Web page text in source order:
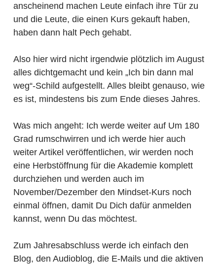
anscheinend machen Leute einfach ihre Tür zu
und die Leute, die einen Kurs gekauft haben,
haben dann halt Pech gehabt.
Also hier wird nicht irgendwie plötzlich im August
alles dichtgemacht und kein „Ich bin dann mal
weg“-Schild aufgestellt. Alles bleibt genauso, wie
es ist, mindestens bis zum Ende dieses Jahres.
Was mich angeht: Ich werde weiter auf Um 180
Grad rumschwirren und ich werde hier auch
weiter Artikel veröffentlichen, wir werden noch
eine Herbstöffnung für die Akademie komplett
durchziehen und werden auch im
November/Dezember den Mindset-Kurs noch
einmal öffnen, damit Du Dich dafür anmelden
kannst, wenn Du das möchtest.
Zum Jahresabschluss werde ich einfach den
Blog, den Audioblog, die E-Mails und die aktiven